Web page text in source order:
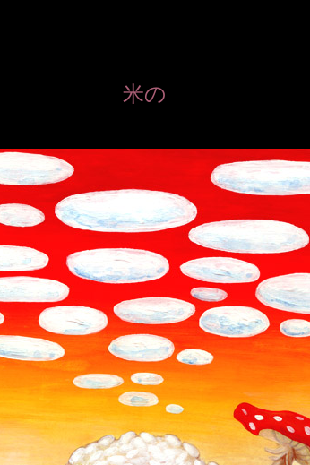
米の